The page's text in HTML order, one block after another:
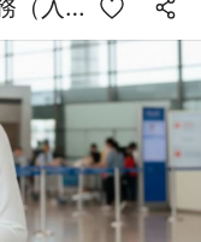
越南 VIP 快速通關服務（入境／出境）